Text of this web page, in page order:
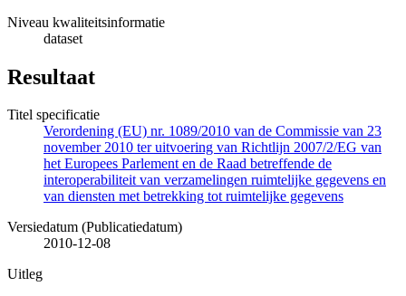
Niveau kwaliteitsinformatie
dataset
Resultaat
Titel specificatie
Verordening (EU) nr. 1089/2010 van de Commissie van 23
november 2010 ter uitvoering van Richtlijn 2007/2/EG van
het Europees Parlement en de Raad betreffende de
interoperabiliteit van verzamelingen ruimtelijke gegevens en
van diensten met betrekking tot ruimtelijke gegevens
Versiedatum (Publicatiedatum)
2010-12-08
Uitleg